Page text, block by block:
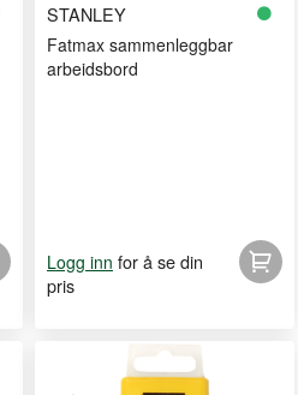
STANLEY
Fatmax sammenleggbar
arbeidsbord
Logg inn for å se din
pris